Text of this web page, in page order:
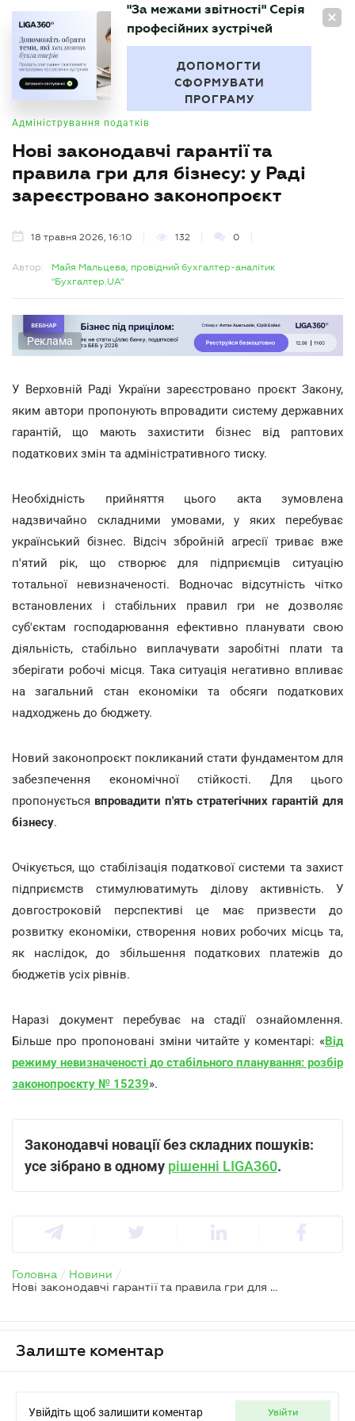
UA
БУХГАЛТЕР
"За межами звітності" Серія
професійних зустрічей
ДОПОМОГТИ
СФОРМУВАТИ
ПРОГРАМУ
Адміністрування податків
Нові законодавчі гарантії та
правила гри для бізнесу: у Раді
зареєстровано законопроєкт
18 травня 2026, 16:10 132 0
Автор:
Майя Мальцева, провідний бухгалтер-аналітик
"Бухгалтер.UA"
Реклама
У Верховній Раді України зареєстровано проєкт Закону,
яким автори пропонують впровадити систему державних
гарантій, що мають захистити бізнес від раптових
податкових змін та адміністративного тиску.
Необхідність прийняття цього акта зумовлена
надзвичайно складними умовами, у яких перебуває
український бізнес. Відсіч збройній агресії триває вже
п'ятий рік, що створює для підприємців ситуацію
тотальної невизначеності. Водночас відсутність чітко
встановлених і стабільних правил гри не дозволяє
суб'єктам господарювання ефективно планувати свою
діяльність, стабільно виплачувати заробітні плати та
зберігати робочі місця. Така ситуація негативно впливає
на загальний стан економіки та обсяги податкових
надходжень до бюджету.
Новий законопроєкт покликаний стати фундаментом для
забезпечення економічної стійкості. Для цього
пропонується впровадити п'ять стратегічних гарантій для
бізнесу.
Очікується, що стабілізація податкової системи та захист
підприємств стимулюватимуть ділову активність. У
довгостроковій перспективі це має призвести до
розвитку економіки, створення нових робочих місць та,
як наслідок, до збільшення податкових платежів до
бюджетів усіх рівнів.
Наразі документ перебуває на стадії ознайомлення.
Більше про пропоновані зміни читайте у коментарі: «Від
режиму невизначеності до стабільного планування: розбір
законопроєкту № 15239».
Законодавчі новації без складних пошуків:
усе зібрано в одному рішенні LIGA360.
Головна / Новини /
Нові законодавчі гарантії та правила гри для бізнесу: у Раді зареєстровано законопроєкт
Залиште коментар
Увійдіть щоб залишити коментар увійти